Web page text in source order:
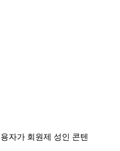
자가 회원제 성인 콘텐